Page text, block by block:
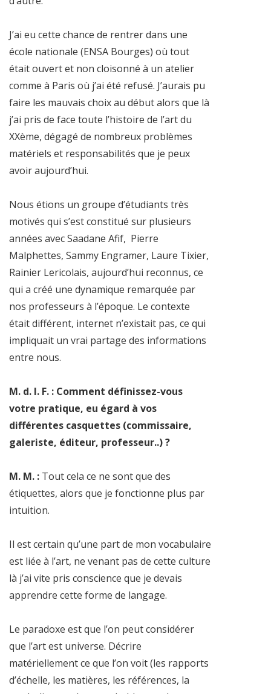
J’ai eu cette chance de rentrer dans une
école nationale (ENSA Bourges) où tout
était ouvert et non cloisonné à un atelier
comme à Paris où j’ai été refusé. J’aurais pu
faire les mauvais choix au début alors que là
j’ai pris de face toute l’histoire de l’art du
XXème, dégagé de nombreux problèmes
matériels et responsabilités que je peux
avoir aujourd’hui.
Nous étions un groupe d’étudiants très
motivés qui s’est constitué sur plusieurs
années avec Saadane Afif, Pierre
Malphettes, Sammy Engramer, Laure Tixier,
Rainier Lericolais, aujourd’hui reconnus, ce
qui a créé une dynamique remarquée par
nos professeurs à l’époque. Le contexte
était différent, internet n’existait pas, ce qui
impliquait un vrai partage des informations
entre nous.
M. d. l. F. : Comment définissez-vous
votre pratique, eu égard à vos
différentes casquettes (commissaire,
galeriste, éditeur, professeur..) ?
M. M. : Tout cela ce ne sont que des
étiquettes, alors que je fonctionne plus par
intuition.
Il est certain qu’une part de mon vocabulaire
est liée à l’art, ne venant pas de cette culture
là j’ai vite pris conscience que je devais
apprendre cette forme de langage.
Le paradoxe est que l’on peut considérer
que l’art est universe. Décrire
matériellement ce que l’on voit (les rapports
d’échelle, les matières, les références, la